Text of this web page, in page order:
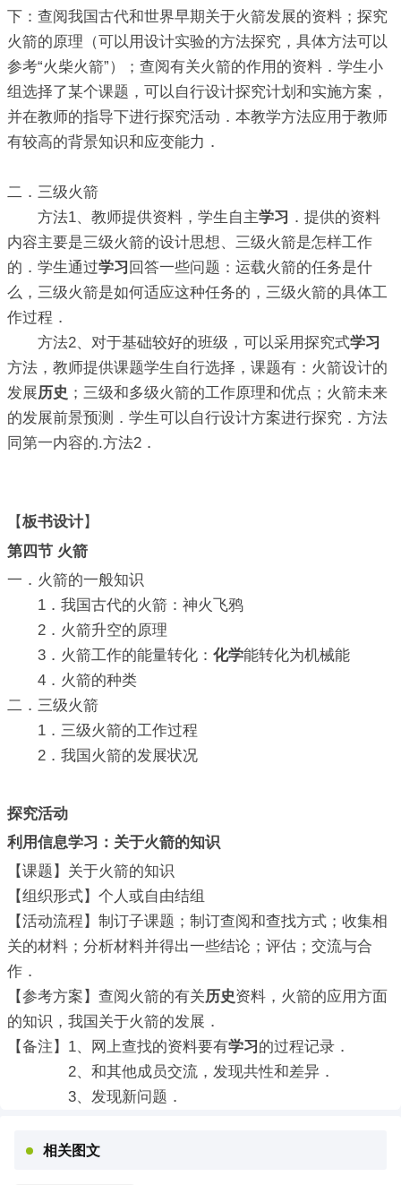
下：查阅我国古代和世界早期关于火箭发展的资料；探究
火箭的原理（可以用设计实验的方法探究，具体方法可以
参考“火柴火箭”）；查阅有关火箭的作用的资料．学生小
组选择了某个课题，可以自行设计探究计划和实施方案，
并在教师的指导下进行探究活动．本教学方法应用于教师
有较高的背景知识和应变能力．
二．三级火箭
方法1、教师提供资料，学生自主学习 ．提供的资料
内容主要是三级火箭的设计思想、三级火箭是怎样工作
的．学生通过学习 回答一些问题：运载火箭的任务是什
么，三级火箭是如何适应这种任务的，三级火箭的具体工
作过程．
方法2、对于基础较好的班级，可以采用探究式学习
方法，教师提供课题学生自行选择，课题有：火箭设计的
发展历史 ；三级和多级火箭的工作原理和优点；火箭未来
的发展前景预测．学生可以自行设计方案进行探究．方法
同第一内容的.方法2．
【板书设计】
第四节 火箭
一．火箭的一般知识
1．我国古代的火箭：神火飞鸦
2．火箭升空的原理
3．火箭工作的能量转化： 化学能转化为机械能
4．火箭的种类
二．三级火箭
1．三级火箭的工作过程
2．我国火箭的发展状况
探究活动
利用信息学习 ：关于火箭的知识
【课题】关于火箭的知识
【组织形式】个人或自由结组
【活动流程】制订子课题；制订查阅和查找方式；收集相
关的材料；分析材料并得出一些结论；评估；交流与合
作．
【参考方案】查阅火箭的有关历史资料，火箭的应用方面
的知识，我国关于火箭的发展．
【备注】1、网上查找的资料要有学习 的过程记录．
2、和其他成员交流，发现共性和差异．
3、发现新问题．
相关图文